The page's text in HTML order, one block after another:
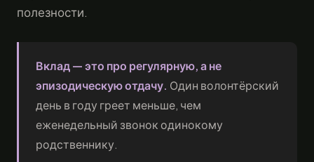
полезности.
Вклад — это про регулярную, а не
эпизодическую отдачу. Один волонтёрский
день в году греет меньше, чем
еженедельный звонок одинокому
родственнику.